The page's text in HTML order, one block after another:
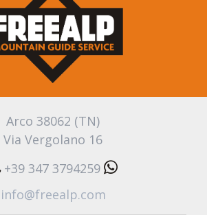
Arco 38062 (TN)
Via Vergolano 16
+39 347 3794259
info@freealp.com